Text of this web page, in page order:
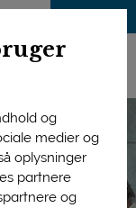
og
medier og
oplysninger
partnere
og